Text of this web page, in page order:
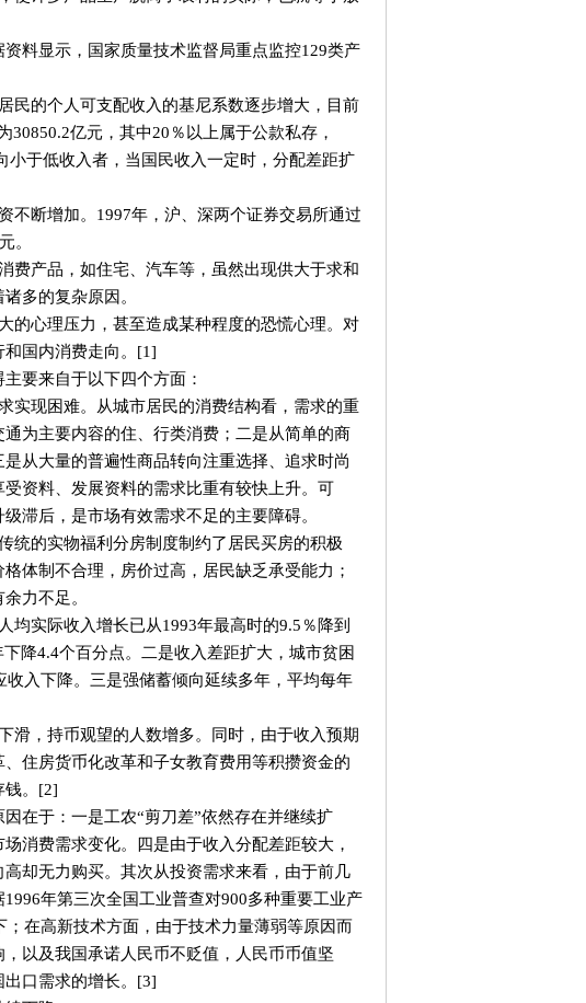
料显示，国家质量技术监督局重点监控129类产
的个人可支配收入的基尼系数逐步增大，目前
亿元，其中20％以上属于公款私存，
小于低收入者，当国民收入一定时，分配差距扩
断增加。1997年，沪、深两个证券交易所通过
。
产品，如住宅、汽车等，虽然出现供大于求和
多的复杂原因。
心理压力，甚至造成某种程度的恐慌心理。对
国内消费走向。[1]
要来自于以下四个方面：
现困难。从城市居民的消费结构看，需求的重
为主要内容的住、行类消费；二是从简单的商
从大量的普遍性商品转向注重选择、追求时尚
资料、发展资料的需求比重有较快上升。可
滞后，是市场有效需求不足的主要障碍。
的实物福利分房制度制约了居民买房的积极
体制不合理，房价过高，居民缺乏承受能力；
力不足。
实际收入增长已从1993年最高时的9.5％降到
降4.4个百分点。二是收入差距扩大，城市贫困
入下降。三是强储蓄倾向延续多年，平均每年
，持币观望的人数增多。同时，由于收入预期
住房货币化改革和子女教育费用等积攒资金的
钱。[2]
在于：一是工农“剪刀差”依然存在并继续扩
消费需求变化。四是由于收入分配差距较大，
却无力购买。其次从投资需求来看，由于前几
年第三次全国工业普查对900多种重要工业产
在高新技术方面，由于技术力量薄弱等原因而
以及我国承诺人民币不贬值，人民币币值坚
口需求的增长。[3]